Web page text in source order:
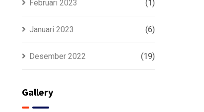
Februari 2023 (1)
Januari 2023 (6)
Desember 2022 (19)
Gallery